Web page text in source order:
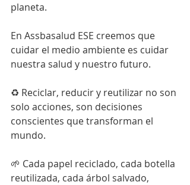
planeta.
En Assbasalud ESE creemos que
cuidar el medio ambiente es cuidar
nuestra salud y nuestro futuro.
♻️ Reciclar, reducir y reutilizar no son
solo acciones, son decisiones
conscientes que transforman el
mundo.
🌱 Cada papel reciclado, cada botella
reutilizada, cada árbol salvado,